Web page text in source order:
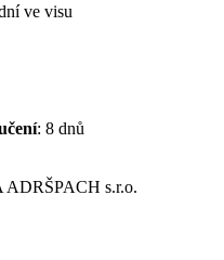
ve visu
: 8 dnů
s.r.o.